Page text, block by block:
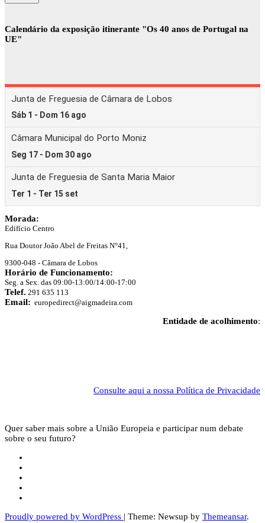
Calendário da exposição itinerante "Os 40 anos de Portugal na
UE"
Morada:
Edifício Centro
Rua Doutor João Abel de Freitas N°41,
9300-048 - Câmara de Lobos
Horário de Funcionamento:
Seg. a Sex. das 09:00-13:00/14:00-17:00
Telef. 291 635 113
Email: europedirect@aigmadeira.com
Entidade de acolhimento:
Consulte aqui a nossa Política de Privacidade
Quer saber mais sobre a União Europeia e participar num debate
sobre o seu futuro?
Proudly powered by WordPress | Theme: Newsup by Themeansar.